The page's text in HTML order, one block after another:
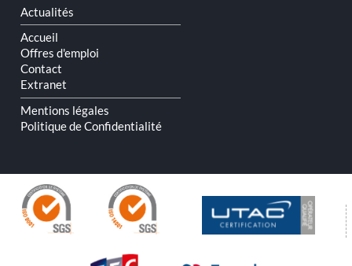
Aller
au
contenu
Actualités
Accueil
Offres d'emploi
Contact
Extranet
Mentions légales
Politique de Confidentialité